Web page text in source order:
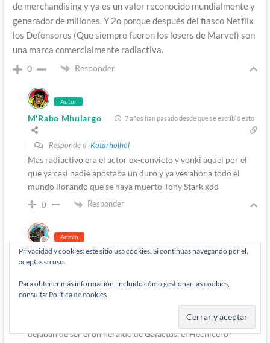
de merchandising y ya es un valor reconocido mundialmente y
generador de millones. Y 2o porque después del fiasco Netflix
los Defensores (Que siempre fueron los losers de Marvel) son
una marca comercialmente radiactiva.
0 Responder
Autor
M'Rabo Mhulargo 7 años han pasado desde que se escribió esto
Responde a Katarholhol
Mas radiactivo era el actor ex-convicto y yonki aquel por el
que ya casi nadie apostaba un duro y ya ves ahor,a todo el
mundo llorando que se haya muerto Tony Stark xdd
0 Responder
Admin
Diógenes Pantarújez
7 años han pasado desde que se escribió esto
Responde a M'Rabo Mhulargo
Por no hablar de que eso de que los Defensores son «unos
perdedores» «el equipo B de Marvel» y tal es una
mamarrachada que se sacó del sombrero Millar, que no
dejaban de ser el un heraldo de Galactus, el Hechicero
Privacidad y cookies: este sitio usa cookies. Si continúas navegando por él,
aceptas su uso.
Para obtener más información, incluido cómo gestionar las cookies,
consulta: Política de cookies